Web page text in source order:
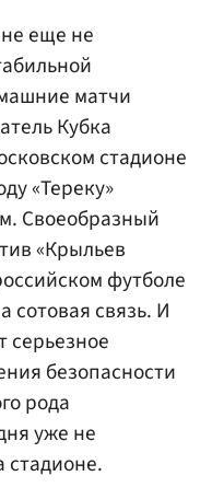
еще не
матчи
Кубка
стадионе
«Тереку»
Своеобразный
«Крыльев
футболе
сотовая связь. И
серьезное
безопасности
рода
уже не
стадионе.